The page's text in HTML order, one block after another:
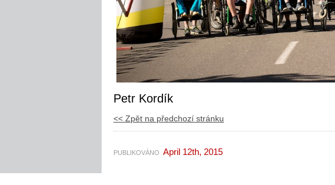
Petr Kordík
<< Zpět na předchozí stránku
PUBLIKOVÁNO April 12th, 2015